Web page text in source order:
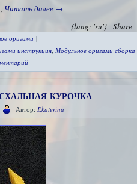
Читать далее →
Share
{lang: 'ru'}
оригами |
инструкция, Модульное оригами сборка
курочка
Автор: Ekaterina